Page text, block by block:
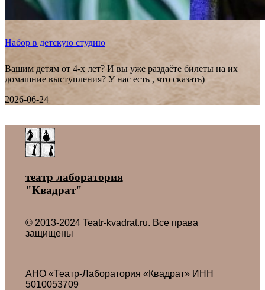
Набор в детскую студию
Вашим детям от 4-х лет? И вы уже раздаёте билеты на их
домашние выступления? У нас есть , что сказать)
2026-06-24
театр лаборатория
"Квадрат"
© 2013-2024 Teatr-kvadrat.ru. Все права
защищены
АНО «Театр-Лаборатория «Квадрат» ИНН
5010053709